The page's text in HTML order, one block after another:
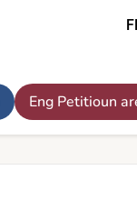
Eng Petitioun